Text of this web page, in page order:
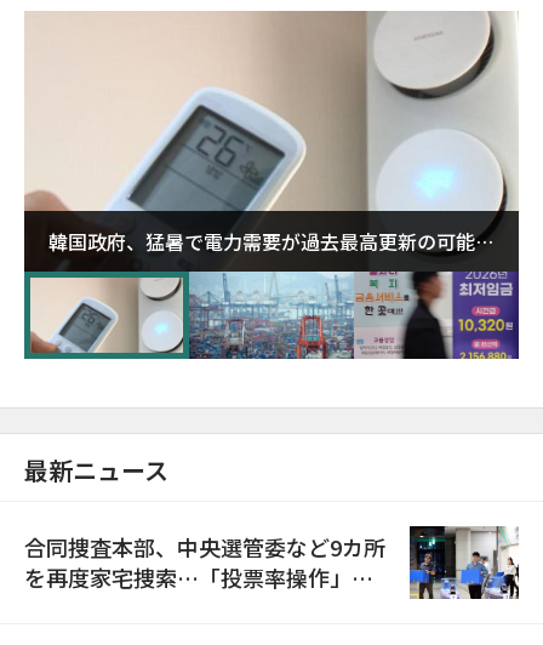
韓国政府、猛暑で電力需要が過去最高更新の可能性
に需給対応体制を点検
最新ニュース
合同捜査本部、中央選管委など9カ所
を再度家宅捜索…「投票率操作」の